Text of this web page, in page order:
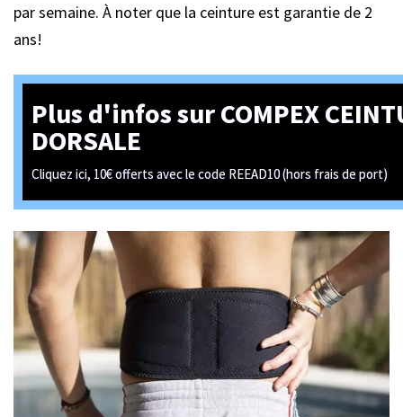
par semaine. À noter que la ceinture est garantie de 2
ans!
Plus d'infos sur COMPEX
DORSALE
Cliquez ici, 10€ offerts avec le code REEAD10 (hors frais de port)